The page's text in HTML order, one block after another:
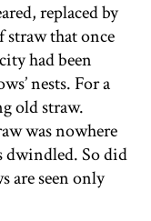
replaced by
straw that once
had been
nests. For a
old straw.
was nowhere
dwindled. So did
are seen only